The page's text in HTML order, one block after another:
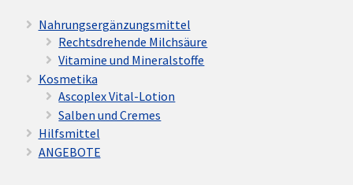
Nahrungsergänzungsmittel
Rechtsdrehende Milchsäure
Vitamine und Mineralstoffe
Kosmetika
Ascoplex Vital-Lotion
Salben und Cremes
Hilfsmittel
ANGEBOTE